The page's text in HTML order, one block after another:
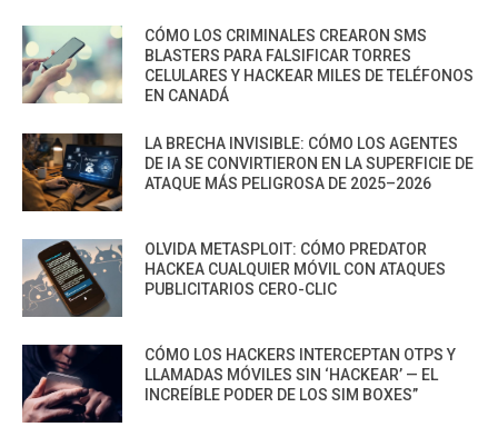
CÓMO LOS CRIMINALES CREARON SMS
BLASTERS PARA FALSIFICAR TORRES
CELULARES Y HACKEAR MILES DE TELÉFONOS
EN CANADÁ
LA BRECHA INVISIBLE: CÓMO LOS AGENTES
DE IA SE CONVIRTIERON EN LA SUPERFICIE DE
ATAQUE MÁS PELIGROSA DE 2025–2026
OLVIDA METASPLOIT: CÓMO PREDATOR
HACKEA CUALQUIER MÓVIL CON ATAQUES
PUBLICITARIOS CERO-CLIC
CÓMO LOS HACKERS INTERCEPTAN OTPS Y
LLAMADAS MÓVILES SIN ‘HACKEAR’ — EL
INCREÍBLE PODER DE LOS SIM BOXES”